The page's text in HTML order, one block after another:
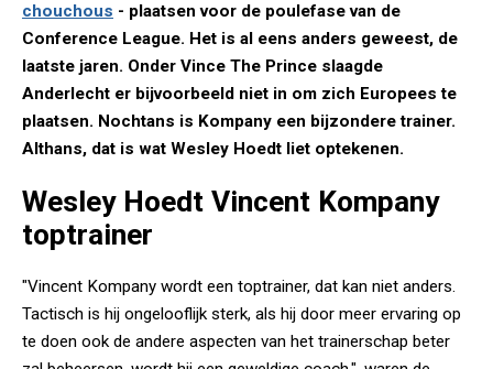
chouchous - plaatsen voor de poulefase van de
Conference League. Het is al eens anders geweest, de
laatste jaren. Onder Vince The Prince slaagde
Anderlecht er bijvoorbeeld niet in om zich Europees te
plaatsen. Nochtans is Kompany een bijzondere trainer.
Althans, dat is wat Wesley Hoedt liet optekenen.
Wesley Hoedt Vincent Kompany
toptrainer
"Vincent Kompany wordt een toptrainer, dat kan niet anders.
Tactisch is hij ongelooflijk sterk, als hij door meer ervaring op
te doen ook de andere aspecten van het trainerschap beter